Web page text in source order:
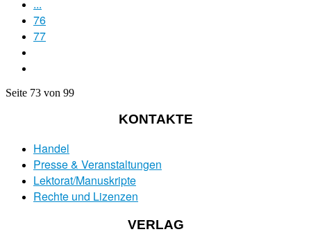
...
76
77
Seite 73 von 99
KONTAKTE
Handel
Presse & Veranstaltungen
Lektorat/Manuskripte
Rechte und Lizenzen
VERLAG